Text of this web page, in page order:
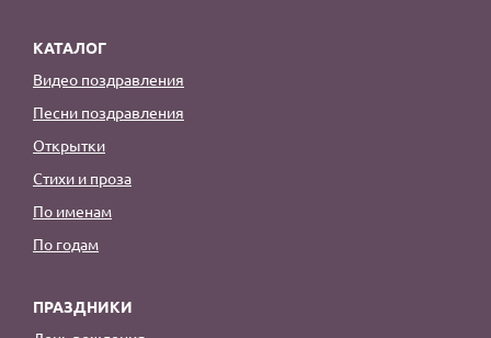
КАТАЛОГ
Видео поздравления
Песни поздравления
Открытки
Стихи и проза
По именам
По годам
ПРАЗДНИКИ